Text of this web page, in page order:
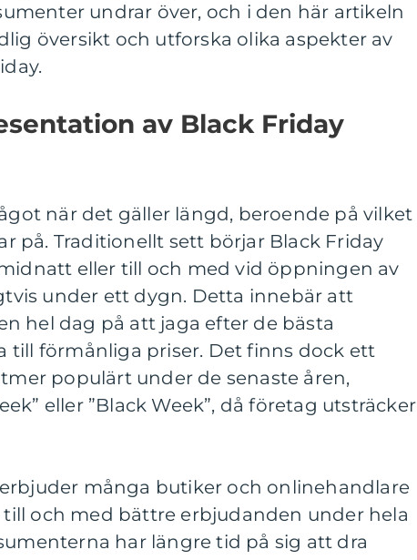
undrar över, och i den här artikeln
översikt och utforska olika aspekter av
av Black Friday
när det gäller längd, beroende på vilket
på. Traditionellt sett börjar Black Friday
eller till och med vid öppningen av
under ett dygn. Detta innebär att
hel dag på att jaga efter de bästa
till förmånliga priser. Det finns dock ett
populärt under de senaste åren,
eller ”Black Week”, då företag utsträcker
många butiker och onlinehandlare
och med bättre erbjudanden under hela
har längre tid på sig att dra